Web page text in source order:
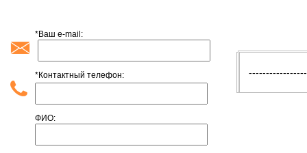
*Ваш e-mail:
*Контактный телефон:
ФИО:
-----------------